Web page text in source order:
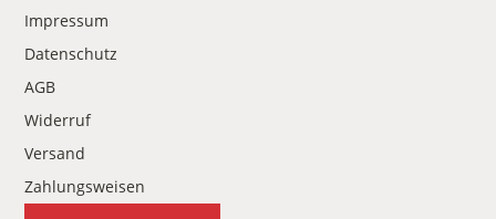
Impressum
Datenschutz
AGB
Widerruf
Versand
Zahlungsweisen